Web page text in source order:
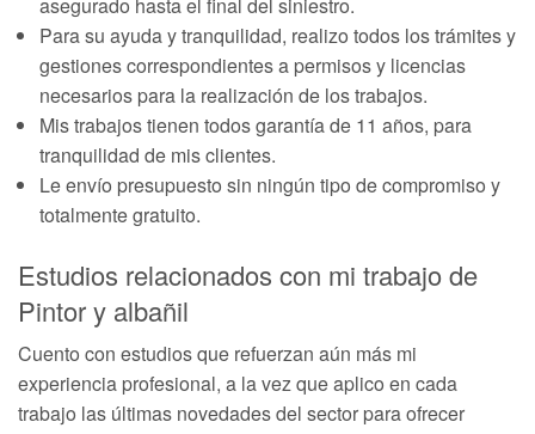
Para su ayuda y tranquilidad, realizo todos los trámites y
gestiones correspondientes a permisos y licencias
necesarios para la realización de los trabajos.
Mis trabajos tienen todos garantía de 11 años, para
tranquilidad de mis clientes.
Le envío presupuesto sin ningún tipo de compromiso y
totalmente gratuito.
Estudios relacionados con mi trabajo de
Pintor y albañil
Cuento con estudios que refuerzan aún más mi
experiencia profesional, a la vez que aplico en cada
trabajo las últimas novedades del sector para ofrecer